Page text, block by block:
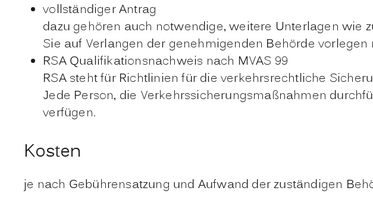
vollständiger Antrag
dazu gehören auch notwendige, weitere Unterlagen wie
Sie auf Verlangen der genehmigenden Behörde vorlegen
RSA Qualifikationsnachweis nach MVAS 99
RSA steht für Richtlinien für die verkehrsrechtliche
Jede Person, die Verkehrssicherungsmaßnahmen
verfügen.
Kosten
je nach Gebührensatzung und Aufwand der zuständigen